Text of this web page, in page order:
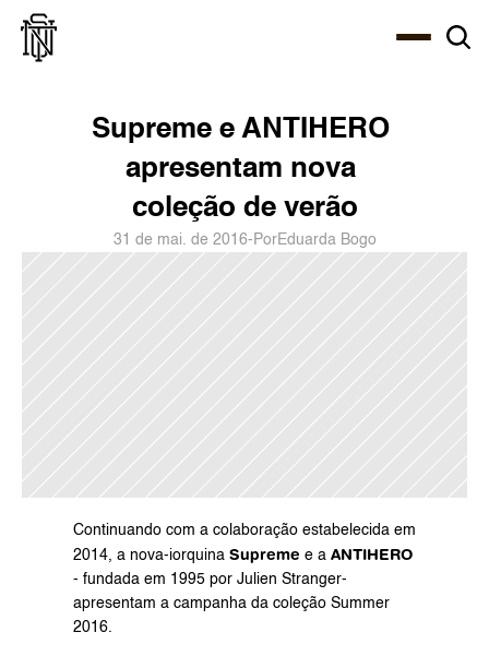
Supreme e ANTIHERO
apresentam nova
coleção de verão
31 de mai. de 2016- PorEduarda Bogo
Continuando com a colaboração estabelecida em
2014, a nova-iorquina Supreme e a ANTIHERO
- fundada em 1995 por Julien Stranger-
apresentam a campanha da coleção Summer
2016.